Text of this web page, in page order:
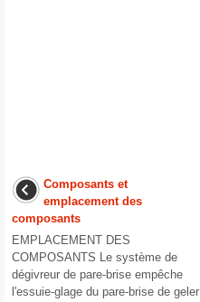
Composants et
emplacement des
composants
EMPLACEMENT DES
COMPOSANTS Le système de
dégivreur de pare-brise empêche
l'essuie-glage du pare-brise de geler